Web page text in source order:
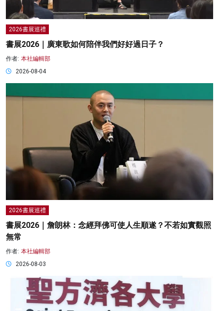
2026書展巡禮
書展2026｜廣東歌如何陪伴我們好好過日子？
作者: 本社編輯部
2026-08-04
2026書展巡禮
書展2026｜詹朗林：念經拜佛可使人生順遂？不若如實觀照
無常
作者: 本社編輯部
2026-08-03